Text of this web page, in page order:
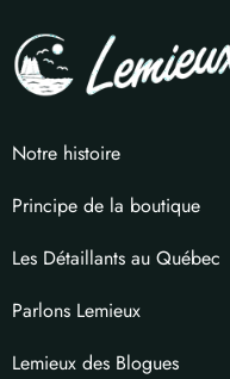
Notre histoire
Principe de la boutique
Les Détaillants au Québec
Parlons Lemieux
Lemieux des Blogues